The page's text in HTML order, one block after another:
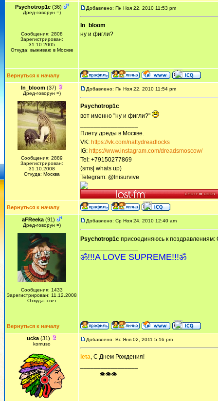
Psychotrop1c (36)
Дред-говорун =)
Сообщения: 2808
Зарегистрирован:
31.10.2005
Откуда: выживаю в Москве
Добавлено: Пн Ноя 22, 2010 11:53 pm
In_bloom
ну и фигли?
Вернуться к началу
In_bloom(37)
Дред-говорун =)
Сообщения: 2889
Зарегистрирован:
31.10.2008
Откуда: Москва
Добавлено: Пн Ноя 22, 2010 11:54 pm
Psychotrop1c
вот именно "ну и фигли?"
Плету дреды в Москве.
VK: https://vk.com/nattydreadlocks
IG: https://www.instagram.com/dreadsmoscow/
Tel: +79150277869
(sms| whats up)
Telegram: @Inisurvive
Вернуться к началу
aFReeka (91)
Дред-говорун =)
Сообщения: 1433
Зарегистрирован: 11.12.2008
Откуда: свет
Добавлено: Ср Ноя 24, 2010 12:40 am
Psychotrop1c присоединяюсь к
ॐ!!!A LOVE SUPREME!!!ॐ
Вернуться к началу
ucka (31)
komuso
Добавлено: Вс Янв 02, 2011 5:16 pm
leta, С Днем Рождения!
ᅠ ᅠ ᅠ👁👁👁